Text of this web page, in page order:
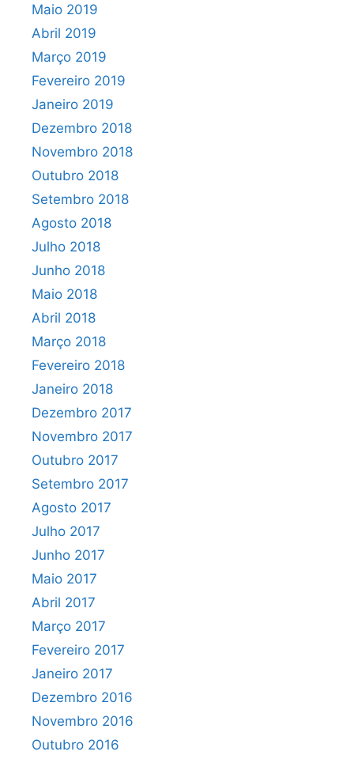
Maio 2019
Abril 2019
Março 2019
Fevereiro 2019
Janeiro 2019
Dezembro 2018
Novembro 2018
Outubro 2018
Setembro 2018
Agosto 2018
Julho 2018
Junho 2018
Maio 2018
Abril 2018
Março 2018
Fevereiro 2018
Janeiro 2018
Dezembro 2017
Novembro 2017
Outubro 2017
Setembro 2017
Agosto 2017
Julho 2017
Junho 2017
Maio 2017
Abril 2017
Março 2017
Fevereiro 2017
Janeiro 2017
Dezembro 2016
Novembro 2016
Outubro 2016